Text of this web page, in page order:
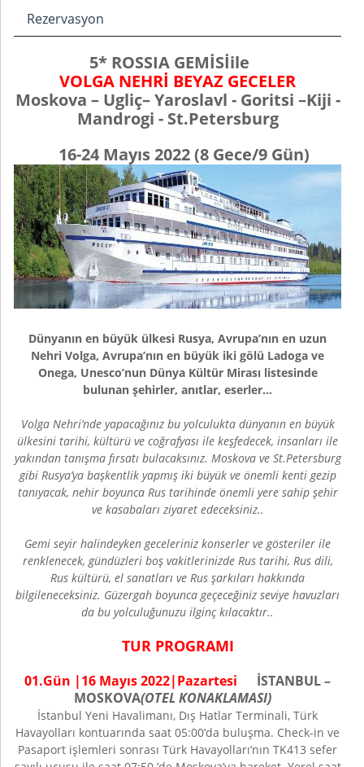
Rezervasyon
5* ROSSIA GEMİSİile
VOLGA NEHRİ BEYAZ GECELER
Moskova – Ugliç–Yaroslavl - Goritsi –Kiji -
Mandrogi - St.Petersburg
16-24 Mayıs2022(8Gece/9 Gün)
Dünyanın en büyük ülkesi Rusya, Avrupa’nın en uzun
Nehri Volga, Avrupa’nın en büyük iki gölü Ladoga ve
Onega, Unesco’nun Dünya Kültür Mirası listesinde
bulunan şehirler, anıtlar, eserler…
Volga Nehri’nde yapacağınız bu yolculukta dünyanın en büyük
ülkesini tarihi, kültürü ve coğrafyası ile keşfedecek, insanları ile
yakından tanışma fırsatı bulacaksınız. Moskova ve St.Petersburg
gibi Rusya’ya başkentlik yapmış iki büyük ve önemli kenti gezip
tanıyacak, nehir boyunca Rus tarihinde önemli yere sahip şehir
ve kasabaları ziyaret edeceksiniz..
Gemi seyir halindeyken geceleriniz konserler ve gösteriler ile
renklenecek, gündüzleri boş vakitlerinizde Rus tarihi, Rus dili,
Rus kültürü, el sanatları ve Rus şarkıları hakkında
bilgileneceksiniz. Güzergah boyunca geçeceğiniz seviye havuzları
da bu yolculuğunuzu ilginç kılacaktır..
TUR PROGRAMI
01.Gün |16 Mayıs2022|Pazartesi İSTANBUL ­–
MOSKOVA(OTEL KONAKLAMASI)
İstanbul Yeni Havalimanı, Dış Hatlar Terminali, Türk
Havayolları kontuarında saat 05:00’da buluşma. Check-in ve
Pasaport işlemleri sonrası Türk Havayolları’nın TK413 sefer